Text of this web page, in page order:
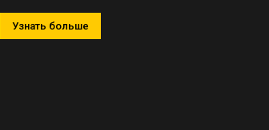
Узнать больше